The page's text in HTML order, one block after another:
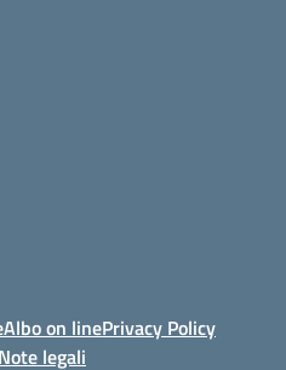
Albo on linePrivacy Policy
Note legali